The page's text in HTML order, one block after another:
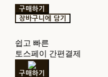
구매하기
장바구니에 담기
쉽고 빠른
토스페이 간편결제
구매하기